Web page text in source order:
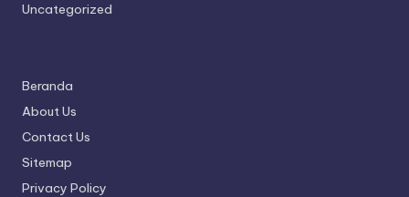
Uncategorized
Beranda
About Us
Contact Us
Sitemap
Privacy Policy